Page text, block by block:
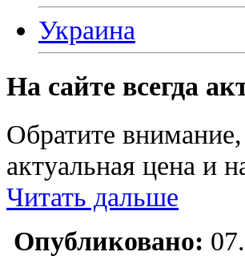
Украина
На сайте всегда
Обратите
актуальная цена и
Читать дальше
Опубликовано: